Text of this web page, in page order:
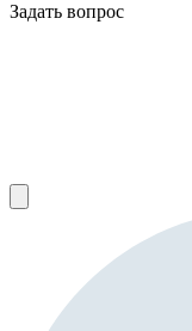
Задать вопрос